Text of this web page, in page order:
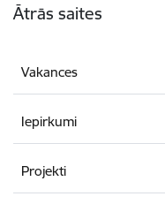
Ātrās saites
Vakances
Iepirkumi
Projekti